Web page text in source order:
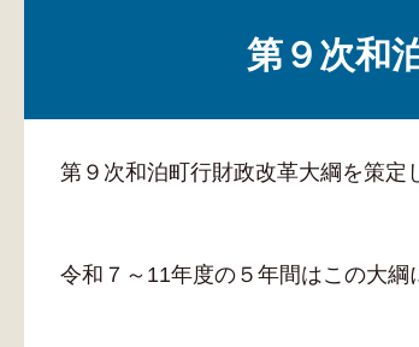
第９次和
第９次和泊町行財政改革大綱を策定
令和７～11年度の５年間はこの大綱